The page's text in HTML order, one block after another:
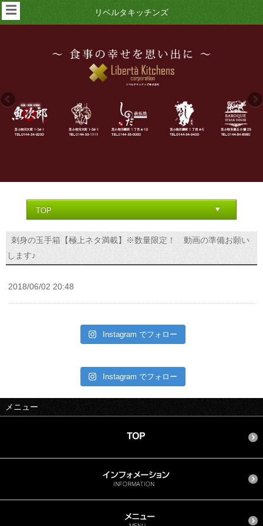
リベルタキッチンズ
☰
刺身の玉手箱【極上ネタ満載】※数量限定！ 動画の準備お願い
します♪
2018/06/02 20:48
Instagram でフォロー
Instagram でフォロー
メニュー